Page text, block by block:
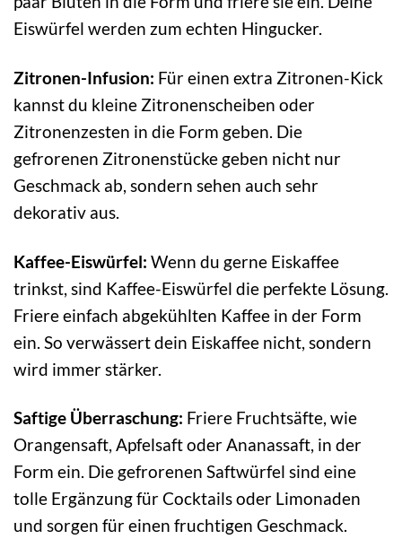
Eiswürfel werden zum echten Hingucker.
Zitronen-Infusion: Für einen extra Zitronen-Kick
kannst du kleine Zitronenscheiben oder
Zitronenzesten in die Form geben. Die
gefrorenen Zitronenstücke geben nicht nur
Geschmack ab, sondern sehen auch sehr
dekorativ aus.
Kaffee-Eiswürfel: Wenn du gerne Eiskaffee
trinkst, sind Kaffee-Eiswürfel die perfekte Lösung.
Friere einfach abgekühlten Kaffee in der Form
ein. So verwässert dein Eiskaffee nicht, sondern
wird immer stärker.
Saftige Überraschung: Friere Fruchtsäfte, wie
Orangensaft, Apfelsaft oder Ananassaft, in der
Form ein. Die gefrorenen Saftwürfel sind eine
tolle Ergänzung für Cocktails oder Limonaden
und sorgen für einen fruchtigen Geschmack.